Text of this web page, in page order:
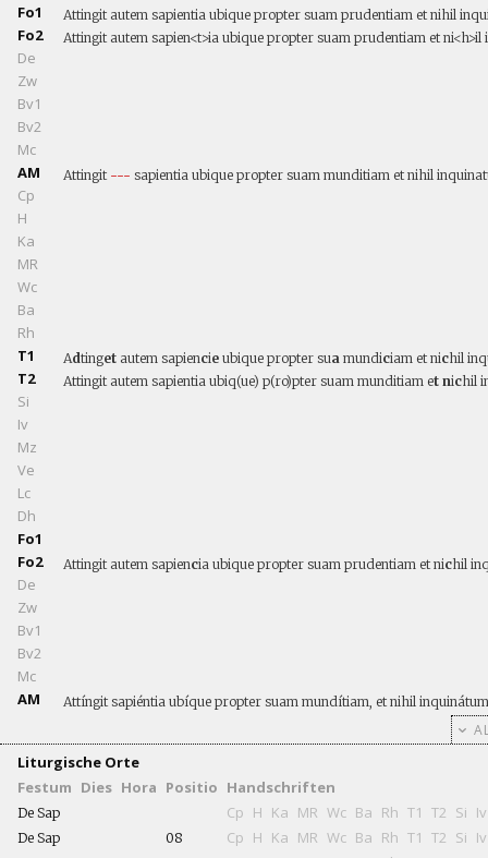
Fo1
Attingit autem sapientia ubique propter suam prudentiam et nihil
Fo2 Attingit autem sapien<t>ia ubique propter suam prudentiam et
De
Zw
Bv1
Bv2
Mc
AM
Attingit --- sapientia ubique propter suam munditiam et nihil
Cp
H
Ka
MR
Wc
Ba
Rh
T1
Adtinget autem sapiencie ubique propter sua mundiciam et nichil
T2 Attingit autem sapientia ubiq(ue) p(ro)pter suam munditiam et nichil
Si
Iv
Mz
Ve
Lc
Dh
Fo1
Fo2
Attingit autem sapiencia ubique propter suam prudentiam et nichil
De
Zw
Bv1
Bv2
Mc
AM
Attíngit sapiéntia ubíque propter suam mundítiam, et nihil
Liturgische Orte
Festum Dies Hora Positio Handschriften
De Sap Cp H Ka MR Wc Ba Rh T1 T2 Si Iv
De Sap 08 Cp H Ka MR Wc Ba Rh T1 T2 Si Iv